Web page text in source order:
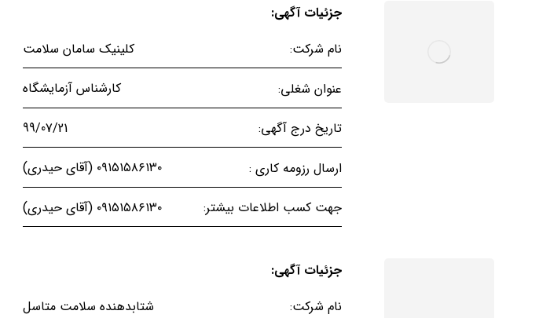
جزئیات آگهی:
نام شرکت:
کلینیک سامان سلامت
عنوان شغلی: کارشناس آزمایشگاه
تاریخ درج آگهی: 99/07/21
ارسال رزومه کاری : ۰۹۱۵۱۵۸۶۱۳۰ (آقای حیدری)
جهت کسب اطلاعات بیشتر: ۰۹۱۵۱۵۸۶۱۳۰ (آقای حیدری)
جزئیات آگهی:
نام شرکت:
شتابدهنده سلامت متاسل